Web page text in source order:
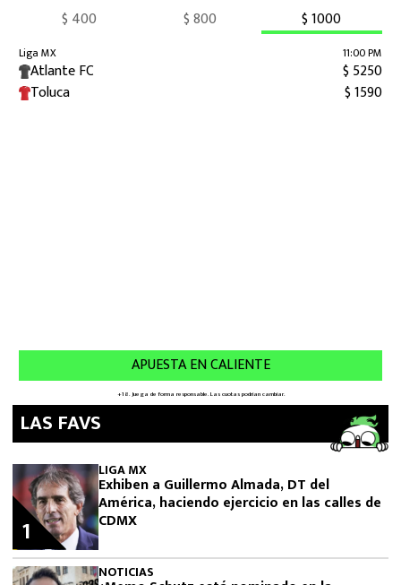
LAS FAVS
LIGA MX
Exhiben a Guillermo Almada, DT del
América, haciendo ejercicio en las calles de
CDMX
1
NOTICIAS